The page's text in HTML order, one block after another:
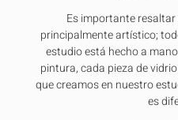
Es importante
principalmente artístico;
estudio está hecho a
pintura, cada pieza de
que creamos en nuestro
es